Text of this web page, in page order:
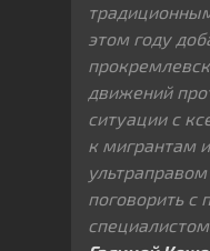
этом году
движений
ситуации с
к мигрантам
поговорить с